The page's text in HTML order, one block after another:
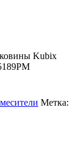
Kubix
Метка: